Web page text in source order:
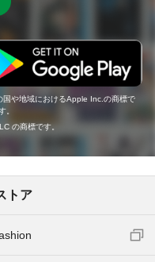
や地域におけるApple Inc.の商標で
。
の商標です。
トア